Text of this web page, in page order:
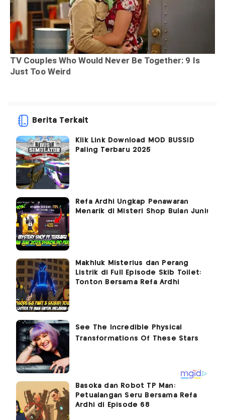
Berita Terkait
Klik Link Download MOD BUSSID
Paling Terbaru 2025
Refa Ardhi Ungkap Penawaran
Menarik di Misteri Shop Bulan Juni!
Makhluk Misterius dan Perang
Listrik di Full Episode Skib Toilet:
Tonton Bersama Refa Ardhi
Basoka dan Robot TP Man:
Petualangan Seru Bersama Refa
Ardhi di Episode 68